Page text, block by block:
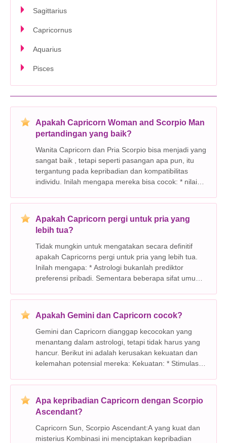
Sagittarius
Capricornus
Aquarius
Pisces
Apakah Capricorn Woman and Scorpio Man
pertandingan yang baik?
Wanita Capricorn dan Pria Scorpio bisa menjadi yang
sangat baik , tetapi seperti pasangan apa pun, itu
tergantung pada kepribadian dan kompatibilitas
individu. Inilah mengapa mereka bisa cocok: * nilai
berdedikasi. Mereka memahami dan menghormati
Apakah Capricorn pergi untuk pria yang
lebih tua?
Tidak mungkin untuk mengatakan secara definitif
apakah Capricorns pergi untuk pria yang lebih tua.
Inilah mengapa: * Astrologi bukanlah prediktor
preferensi pribadi. Sementara beberapa sifat umum
takdir. Pengalaman individu, kepribadian, dan pi
Apakah Gemini dan Capricorn cocok?
Gemini dan Capricorn dianggap kecocokan yang
menantang dalam astrologi, tetapi tidak harus yang
hancur. Berikut ini adalah kerusakan kekuatan dan
kelemahan potensial mereka: Kekuatan: * Stimulasi
menantang kepraktisan Capricorn yang beralasan,
Apa kepribadian Capricorn dengan Scorpio
Ascendant?
Capricorn Sun, Scorpio Ascendant:A yang kuat dan
misterius Kombinasi ini menciptakan kepribadian